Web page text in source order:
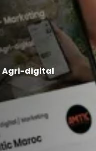
Agri-digital